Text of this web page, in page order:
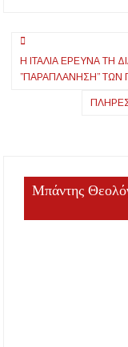
Πλοήγηση
άρθρων
Η ΙΤΑΛΊΑ ΕΡΕΥΝΆ ΤΗ
”ΠΑΡΑΠΛΆΝΗΣΗ” ΤΩΝ
Μπάντης